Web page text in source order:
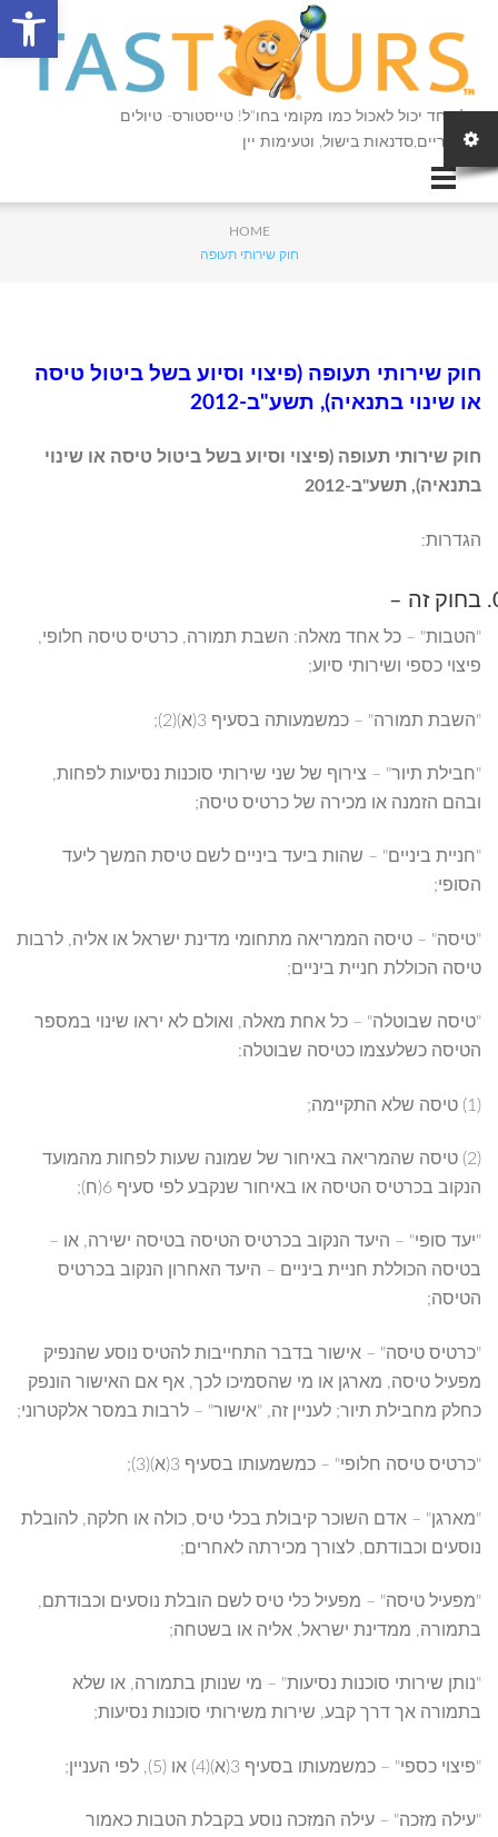
כל אחד יכול לאכול כמו מקומי בחו"ל! טייסטורס- טיולים
קולינריים,סדנאות בישול, וטעימות יין
HOME
חוק שירותי תעופה
חוק שירותי תעופה (פיצוי וסיוע בשל ביטול טיסה
או שינוי בתנאיה), תשע"ב-2012
חוק שירותי תעופה (פיצוי וסיוע בשל ביטול טיסה או שינוי
בתנאיה), תשע"ב-2012
הגדרות:
בחוק זה –
"הטבות" – כל אחד מאלה: השבת תמורה, כרטיס טיסה חלופי,
פיצוי כספי ושירותי סיוע;
"השבת תמורה" – כמשמעותה בסעיף 3(א)(2);
"חבילת תיור" – צירוף של שני שירותי סוכנות נסיעות לפחות,
ובהם הזמנה או מכירה של כרטיס טיסה;
"חניית ביניים" – שהות ביעד ביניים לשם טיסת המשך ליעד
הסופי;
"טיסה" – טיסה הממריאה מתחומי מדינת ישראל או אליה, לרבות
טיסה הכוללת חניית ביניים;
"טיסה שבוטלה" – כל אחת מאלה, ואולם לא יראו שינוי במספר
הטיסה כשלעצמו כטיסה שבוטלה:
(1) טיסה שלא התקיימה;
(2) טיסה שהמריאה באיחור של שמונה שעות לפחות מהמועד
הנקוב בכרטיס הטיסה או באיחור שנקבע לפי סעיף 6(ח);
"יעד סופי" – היעד הנקוב בכרטיס הטיסה בטיסה ישירה, או –
בטיסה הכוללת חניית ביניים – היעד האחרון הנקוב בכרטיס
הטיסה;
"כרטיס טיסה" – אישור בדבר התחייבות להטיס נוסע שהנפיק
מפעיל טיסה, מארגן או מי שהסמיכו לכך, אף אם האישור הונפק
כחלק מחבילת תיור; לעניין זה, "אישור" – לרבות במסר אלקטרוני;
"כרטיס טיסה חלופי" – כמשמעותו בסעיף 3(א)(3);
"מארגן" – אדם השוכר קיבולת בכלי טיס, כולה או חלקה, להובלת
נוסעים וכבודתם, לצורך מכירתה לאחרים;
"מפעיל טיסה" – מפעיל כלי טיס לשם הובלת נוסעים וכבודתם,
בתמורה, ממדינת ישראל, אליה או בשטחה;
"נותן שירותי סוכנות נסיעות" – מי שנותן בתמורה, או שלא
בתמורה אך דרך קבע, שירות משירותי סוכנות נסיעות;
"פיצוי כספי" – כמשמעותו בסעיף 3(א)(4) או (5), לפי העניין;
"עילה מזכה" – עילה המזכה נוסע בקבלת הטבות כאמור
פתח